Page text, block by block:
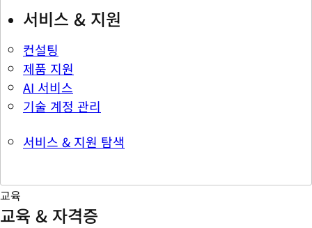
서비스 & 지원
컨설팅
제품 지원
AI 서비스
기술 계정 관리
서비스 & 지원 탐색
교육
교육 & 자격증